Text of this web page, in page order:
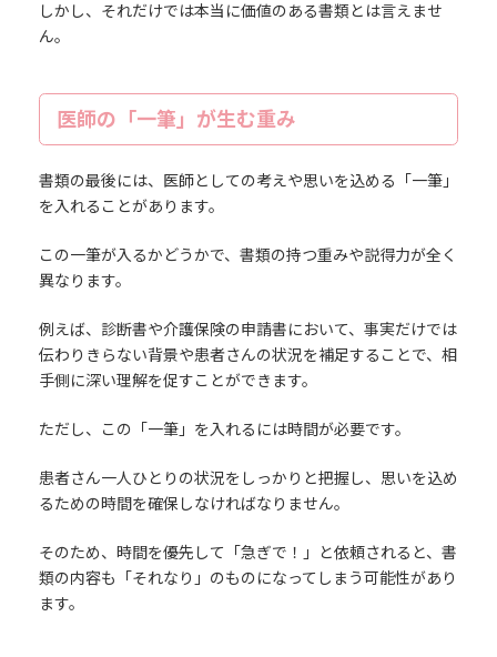
しかし、それだけでは本当に価値のある書類とは言えませ
ん。
医師の「一筆」が生む重み
書類の最後には、医師としての考えや思いを込める「一筆」
を入れることがあります。
この一筆が入るかどうかで、書類の持つ重みや説得力が全く
異なります。
例えば、診断書や介護保険の申請書において、事実だけでは
伝わりきらない背景や患者さんの状況を補足することで、相
手側に深い理解を促すことができます。
ただし、この「一筆」を入れるには時間が必要です。
患者さん一人ひとりの状況をしっかりと把握し、思いを込め
るための時間を確保しなければなりません。
そのため、時間を優先して「急ぎで！」と依頼されると、書
類の内容も「それなり」のものになってしまう可能性があり
ます。